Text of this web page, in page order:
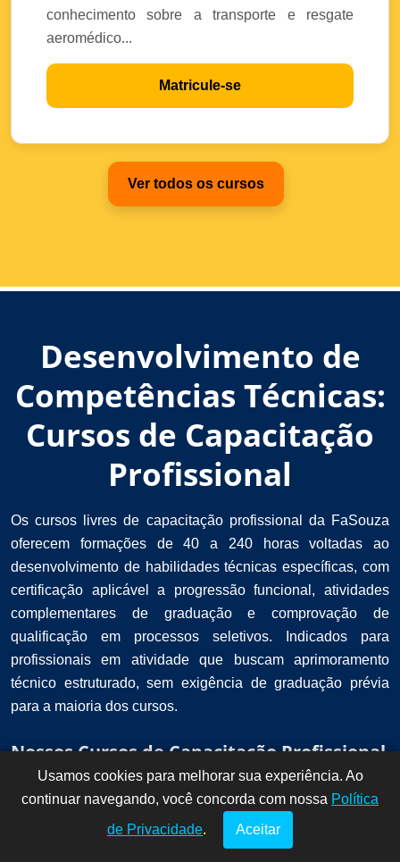
conhecimento sobre a transporte e resgate
aeromédico...
Matricule-se
Ver todos os cursos
Desenvolvimento de
Competências Técnicas:
Cursos de Capacitação
Profissional
Os cursos livres de capacitação profissional da FaSouza
oferecem formações de 40 a 240 horas voltadas ao
desenvolvimento de habilidades técnicas específicas, com
certificação aplicável a progressão funcional, atividades
complementares de graduação e comprovação de
qualificação em processos seletivos. Indicados para
profissionais em atividade que buscam aprimoramento
técnico estruturado, sem exigência de graduação prévia
para a maioria dos cursos.
Nossos Cursos de Capacitação Profissional
!
Dúvidas? Fale
conosco por
aqui!
Usamos cookies para melhorar sua experiência. Ao
continuar navegando, você concorda com nossa Política
de Privacidade. Aceitar